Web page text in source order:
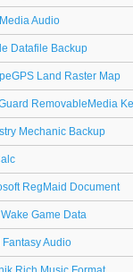
Audio
Datafile Backup
Land Raster Map
RemovableMedia
Mechanic Backup
RegMaid Document
Game Data
Fantasy Audio